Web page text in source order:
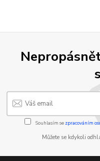
Souhlasím se zpracováním
Můžete se kdykoli